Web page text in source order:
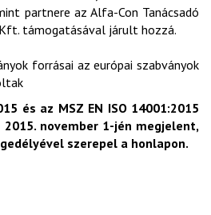
partnere az Alfa-Con Tanácsadó
támogatásával járult hozzá.
forrásai az európai szabványok
és az MSZ EN ISO 14001:2015
november 1-jén megjelent,
szerepel a honlapon.